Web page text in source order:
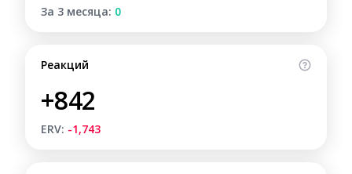
За 3 месяца: 0
Реакций
+842
ERV: -1,743